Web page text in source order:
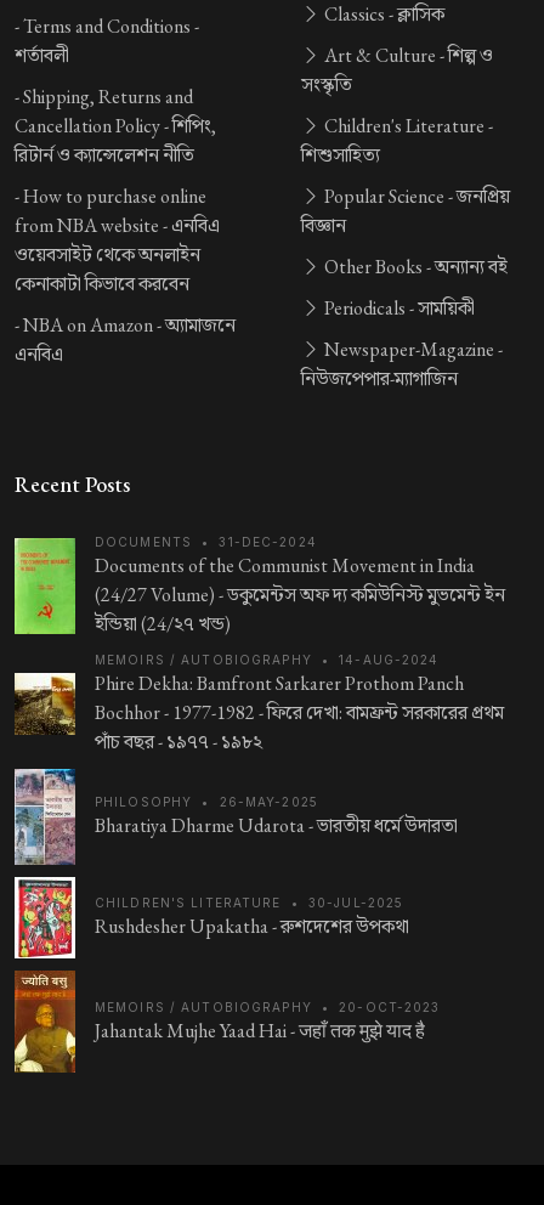
-Terms and Conditions -
শর্তাবলী
-Shipping, Returns and
Cancellation Policy -শিপিং,
রিটার্ন ও ক্যান্সেলেশন নীতি
-How to purchase online
from NBA website -এনবিএ
ওয়েবসাইট থেকে অনলাইন
কেনাকাটা কিভাবে করবেন
-NBA on Amazon -অ্যামাজনে
এনবিএ
Classics -ক্লাসিক
Art & Culture -শিল্প ও
সংস্কৃতি
Children's Literature -
শিশুসাহিত্য
Popular Science -জনপ্রিয়
বিজ্ঞান
Other Books -অন্যান্য বই
Periodicals -সাময়িকী
Newspaper-Magazine -
নিউজপেপার-ম্যাগাজিন
Recent Posts
DOCUMENTS • 31-DEC-2024
Documents of the Communist Movement in India
(24/27 Volume) -ডকুমেন্টস অফ দ্য কমিউনিস্ট মুভমেন্ট ইন
ইন্ডিয়া (24/২৭ খন্ড)
MEMOIRS / AUTOBIOGRAPHY • 14-AUG-2024
Phire Dekha: Bamfront Sarkarer Prothom Panch
Bochhor - 1977-1982 -ফিরে দেখা: বামফ্রন্ট সরকারের প্রথম
পাঁচ বছর - ১৯৭৭ - ১৯৮২
PHILOSOPHY • 26-MAY-2025
Bharatiya Dharme Udarota -ভারতীয় ধর্মে উদারতা
CHILDREN'S LITERATURE • 30-JUL-2025
Rushdesher Upakatha -রুশদেশের উপকথা
MEMOIRS / AUTOBIOGRAPHY • 20-OCT-2023
Jahantak Mujhe Yaad Hai -जहाँ तक मुझे याद है